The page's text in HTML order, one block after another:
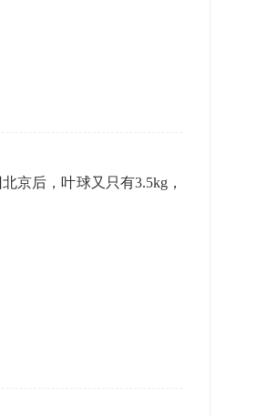
京后，叶球又只有3.5kg，